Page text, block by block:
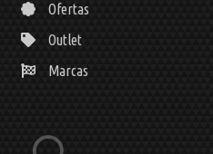
Ofertas
Outlet
Marcas